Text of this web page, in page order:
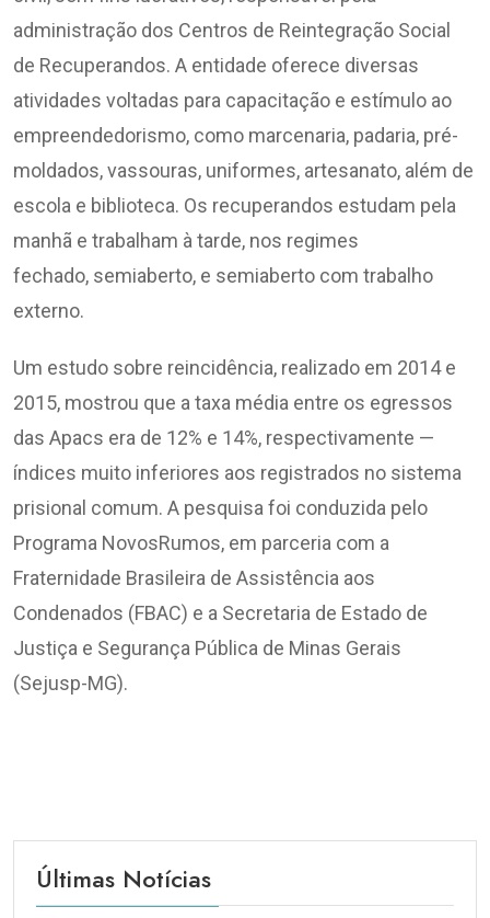
administração dos Centros de Reintegração Social
de Recuperandos. A entidade oferece diversas
atividades voltadas para capacitação e estímulo ao
empreendedorismo, como marcenaria, padaria, pré-
moldados, vassouras, uniformes, artesanato, além de
escola e biblioteca. Os recuperandos estudam pela
manhã e trabalham à tarde, nos regimes
fechado, semiaberto, e semiaberto com trabalho
externo.
Um estudo sobre reincidência, realizado em 2014 e
2015, mostrou que a taxa média entre os egressos
das Apacs era de 12% e 14%, respectivamente —
índices muito inferiores aos registrados no sistema
prisional comum. A pesquisa foi conduzida pelo
Programa NovosRumos, em parceria com a
Fraternidade Brasileira de Assistência aos
Condenados (FBAC) e a Secretaria de Estado de
Justiça e Segurança Pública de Minas Gerais
(Sejusp-MG).
Últimas Notícias